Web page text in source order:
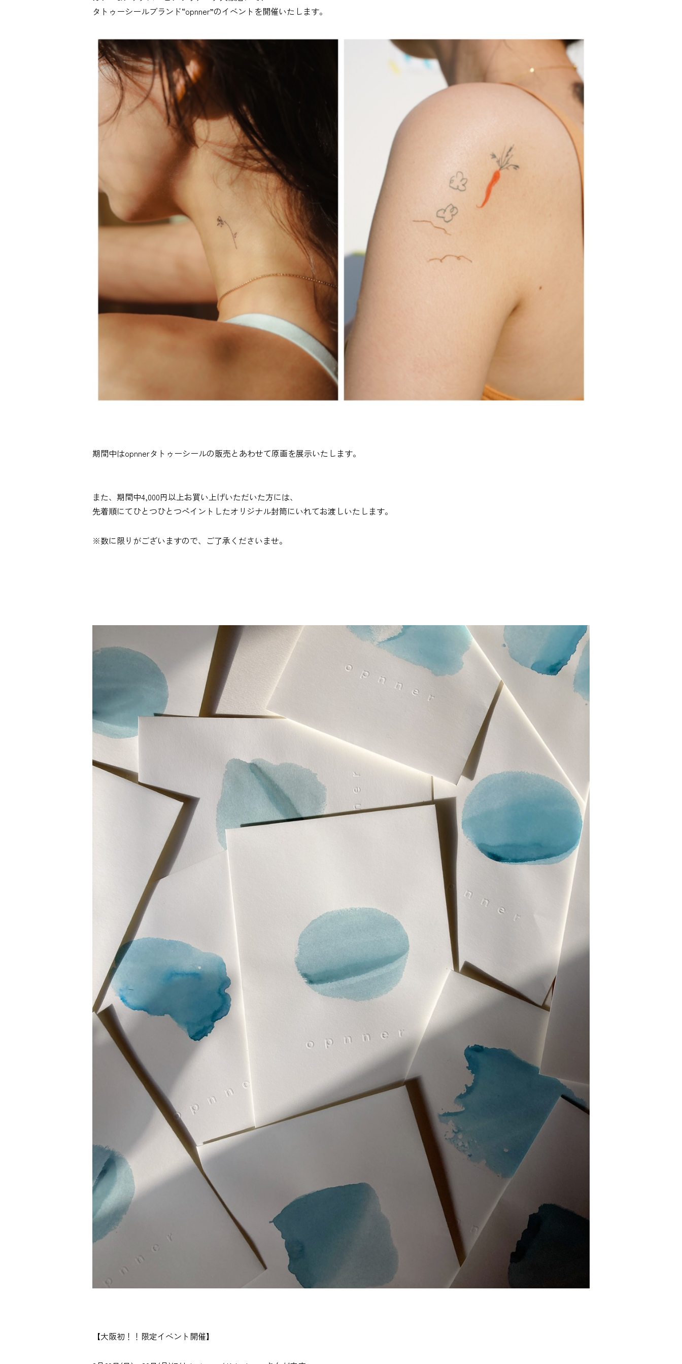
タトゥーシールブランド“opnner”のイベントを開催いたします。
期間中はopnnerタトゥーシールの販売とあわせて原画を展示いたします。
また、期間中4,000円以上お買い上げいただいた方には、
先着順にてひとつひとつペイントしたオリジナル封筒にいれてお渡しいたします。
※数に限りがございますので、ご了承くださいませ。
【大阪初！！限定イベント開催】